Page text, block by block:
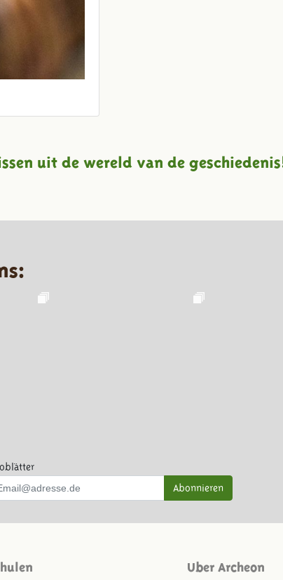
uit de wereld van de geschiedenis!
Abonnieren
Uber Archeon